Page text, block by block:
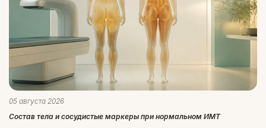
05 августа 2026
Состав тела и сосудистые маркеры при нормальном ИМТ